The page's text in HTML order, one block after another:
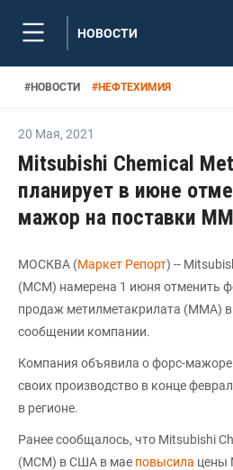
НОВОСТИ
#НОВОСТИ #НЕФТЕХИМИЯ
20 Мая, 2021
Mitsubishi Chemical
планирует в июне
мажор на поставки
МОСКВА (Маркет Репорт) --
(MCM) намерена 1 июня отменить
продаж метилметакрилата (MMA)
сообщении компании.
Компания объявила о форс-
своих производство в конце
в регионе.
Ранее сообщалось, что Mitsubishi
(MCM) в США в мае повысила цены